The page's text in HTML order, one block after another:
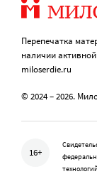
Перепечатка
наличии
miloserdie.ru
© 2024 – 2026.
16+